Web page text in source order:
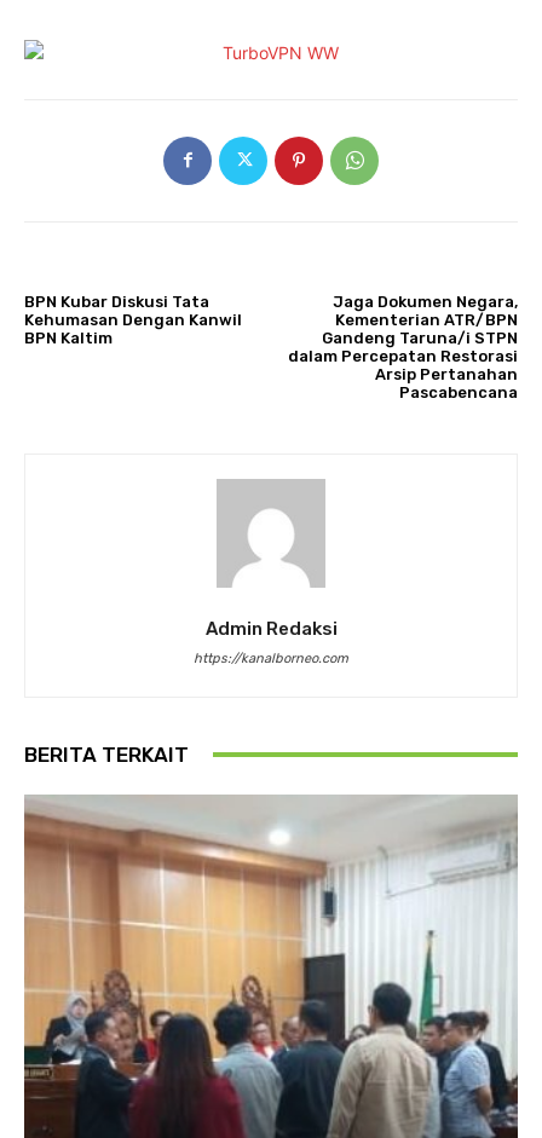
BPN Kubar Diskusi Tata
Kehumasan Dengan Kanwil
BPN Kaltim
Jaga Dokumen Negara,
Kementerian ATR/BPN
Gandeng Taruna/i STPN
dalam Percepatan Restorasi
Arsip Pertanahan
Pascabencana
Admin Redaksi
https://kanalborneo.com
BERITA TERKAIT